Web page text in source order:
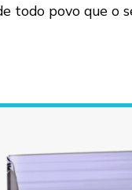
todo povo que o